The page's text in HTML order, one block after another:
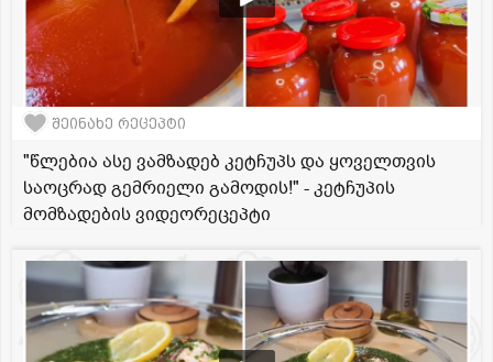
შეინახე რეცეპტი
"წლებია ასე ვამზადებ კეტჩუპს და ყოველთვის
საოცრად გემრიელი გამოდის!" - კეტჩუპის
მომზადების ვიდეორეცეპტი